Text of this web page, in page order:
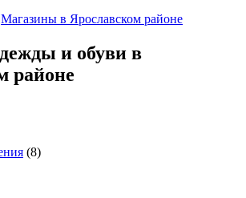
Магазины в Ярославском районе
и обуви в
районе
(8)